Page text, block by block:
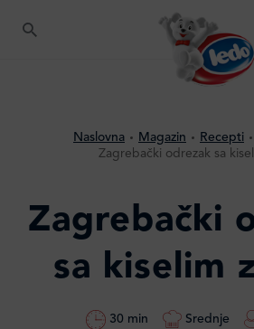
Naslovna Magazin Recepti
Zagrebački odrezak sa
Zagrebački
sa kiselim
30 min Srednje